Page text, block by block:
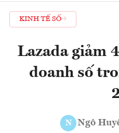
KINH TẾ SỐ
Lazada giảm
doanh số
N Ngô